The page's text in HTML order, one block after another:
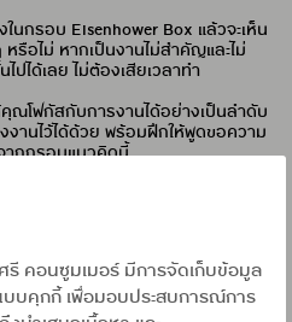
รี คอนซูมเมอร์ มีการจัดเก็บข้อมูล
บบคุกกี้ เพื่อมอบประสบการณ์การ
นกรอบ Eisenhower Box แล้วจะเห็น
รือไม่ หากเป็นงานไม่สำคัญและไม่
ปได้เลย ไม่ต้องเสียเวลาทำ
ณโฟกัสกับการงานได้อย่างเป็นลำดับ
านไว้ได้ด้วย พร้อมฝึกให้พูดขอความ
ากกรอบแนวคิดนี้
ธีคิดงานมี
ปลว่า มะเขือเทศ เป็นเทคนิค